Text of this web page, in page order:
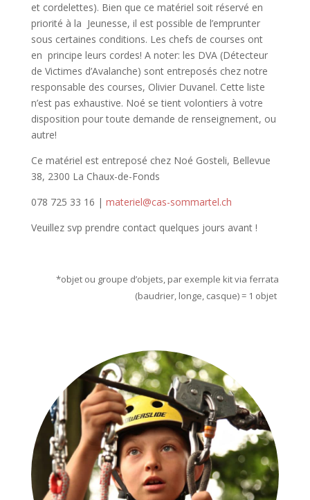
et cordelettes). Bien que ce matériel soit réservé en
priorité à la Jeunesse, il est possible de l’emprunter
sous certaines conditions. Les chefs de courses ont
en principe leurs cordes! A noter: les DVA (Détecteur
de Victimes d’Avalanche) sont entreposés chez notre
responsable des courses, Olivier Duvanel. Cette liste
n’est pas exhaustive. Noé se tient volontiers à votre
disposition pour toute demande de renseignement, ou
autre!
Ce matériel est entreposé chez Noé Gosteli, Bellevue
38, 2300 La Chaux-de-Fonds
078 725 33 16 | materiel@cas-sommartel.ch
Veuillez svp prendre contact quelques jours avant !
*objet ou groupe d’objets, par exemple kit via ferrata
(baudrier, longe, casque) = 1 objet